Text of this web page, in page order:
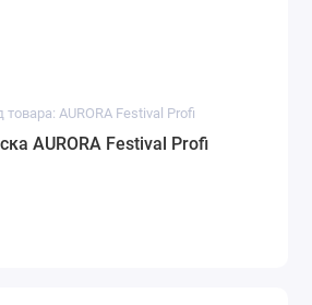
товара: AURORA Festival Profi
AURORA Festival Profi